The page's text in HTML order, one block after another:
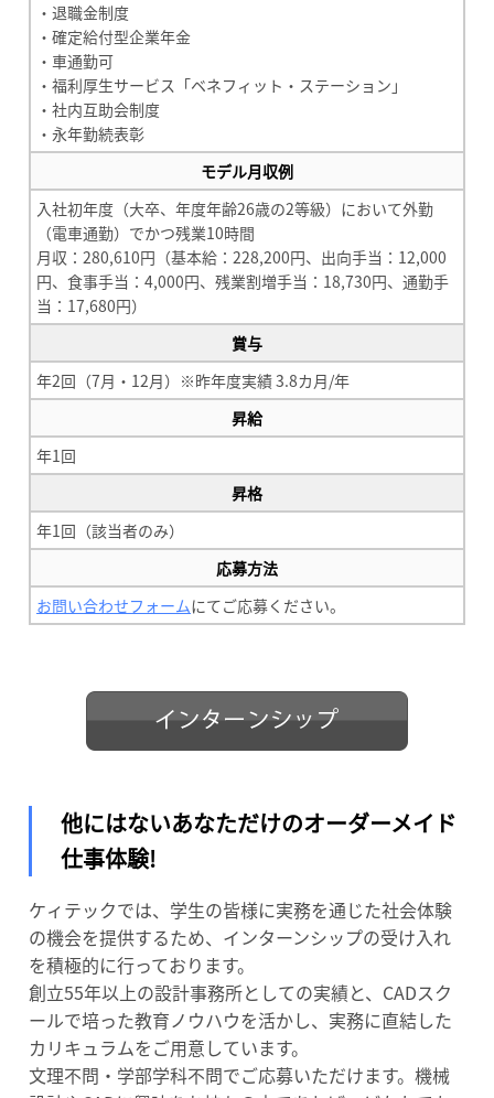
・退職金制度
・確定給付型企業年金
・車通勤可
・福利厚生サービス「ベネフィット・ステーション」
・社内互助会制度
・永年勤続表彰
モデル月収例
入社初年度（大卒、年度年齢26歳の2等級）において外勤
（電車通勤）でかつ残業10時間
月収：280,610円（基本給：228,200円、出向手当：12,000
円、食事手当：4,000円、残業割増手当：18,730円、通勤手
当：17,680円）
賞与
年2回（7月・12月）※昨年度実績 3.8カ月/年
昇給
年1回
昇格
年1回（該当者のみ）
応募方法
お問い合わせフォームにてご応募ください。
他にはないあなただけのオーダーメイド
仕事体験!
ケィテックでは、学生の皆様に実務を通じた社会体験
の機会を提供するため、インターンシップの受け入れ
を積極的に行っております。
創立55年以上の設計事務所としての実績と、CADスク
ールで培った教育ノウハウを活かし、実務に直結した
カリキュラムをご用意しています。
文理不問・学部学科不問でご応募いただけます。機械